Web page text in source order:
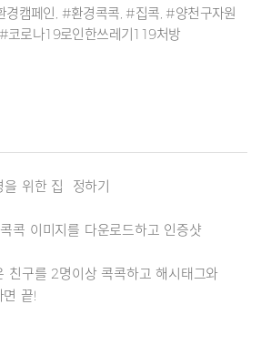
경캠페인, #환경콕콕, #집콕, #양천구자원
코로나19로인한쓰레기119처방
을 위한 집 정하기
콕 이미지를 다운로드하고 인증샷
친구를 2명이상 콕콕하고 해시태그와
끝!